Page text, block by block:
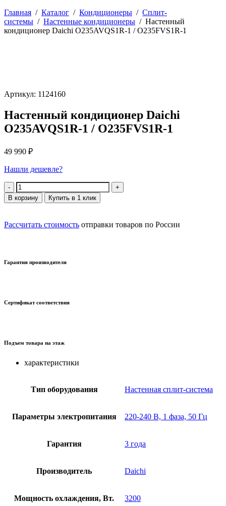
Главная / Каталог / Кондиционеры / Сплит-
системы / Настенные кондиционеры / Настенный
кондиционер Daichi O235AVQS1R-1 / O235FVS1R-1
Артикул: 1124160
Настенный кондиционер Daichi
O235AVQS1R-1 / O235FVS1R-1
49 990 ₽
Нашли дешевле?
Количество
В корзину Купить в 1 клик
Рассчитать стоимость отправки товаров по России
Гарантия производителя
Сертификат соответствия
Подъем товара на этаж
характеристики
Тип оборудования Настенная сплит-система
Параметры электропитания 220-240 В, 1 фаза, 50 Гц
Гарантия 3 года
Производитель Daichi
Мощность охлаждения, Вт. 3200